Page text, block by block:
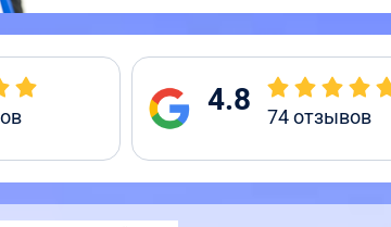
4.8 74отзывов